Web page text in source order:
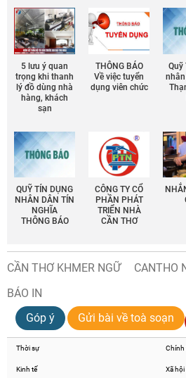
5 lưu ý quan
trọng khi thanh
lý đồ dùng nhà
hàng, khách
sạn
THÔNG BÁO
Về việc tuyển
dụng viên chức
Quỹ
QUỸ TÍN DỤNG
NHÂN DÂN TÍN
NGHĨA
THÔNG BÁO
CÔNG TY CỔ
PHẦN PHÁT
TRIỂN NHÀ
CẦN THƠ
CẦN THƠ KHMER NGỮ CANTHO
BÁO IN
Góp ý
Gửi bài về toà soạn
Thời sự Chính
Kinh tế Xã hội